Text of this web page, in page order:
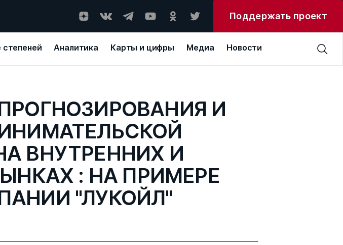
Поддержать проект
Аналитика Карты и цифры Медиа Новости
И
ВНУТРЕННИХ И
: НА ПРИМЕРЕ
"ЛУКОЙЛ"